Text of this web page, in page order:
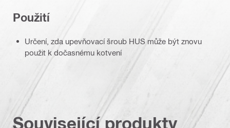
Použití
Určení, zda upevňovací šroub HUS může být znovu
použit k dočasnému kotvení
Související produkty